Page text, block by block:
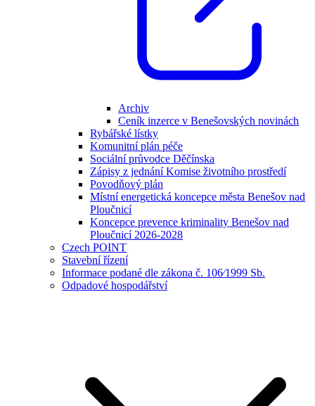
Archiv
Ceník inzerce v Benešovských novinách
Rybářské lístky
Komunitní plán péče
Sociální průvodce Děčínska
Zápisy z jednání Komise životního prostředí
Povodňový plán
Místní energetická koncepce města Benešov nad
Ploučnicí
Koncepce prevence kriminality Benešov nad
Ploučnicí 2026-2028
Czech POINT
Stavební řízení
Informace podané dle zákona č. 106⁄1999 Sb.
Odpadové hospodářství